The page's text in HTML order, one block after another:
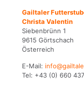
Gailtaler
Christa Valentin
Siebenbrünn 1
9615 Görtschach
Österreich
E-Mail:
Tel: +43 (0) 660